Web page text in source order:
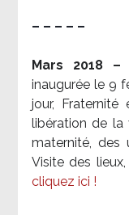
– – – – –
Mars 2018 –
inaugurée le 9
jour,
libération de la
maternité, des
Visite des
cliquez ici !